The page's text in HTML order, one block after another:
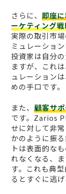
さらに、 即座
ーケティング
実際の取引市
ミュレーショ
投資家は自分
ますが、これ
ュレーション
めの手口です。
また、 顧客サ
です。Zarios
せに対して非
かのように振
トは表面的な
れなくなる、
す。これも典
るとすぐに逃げ